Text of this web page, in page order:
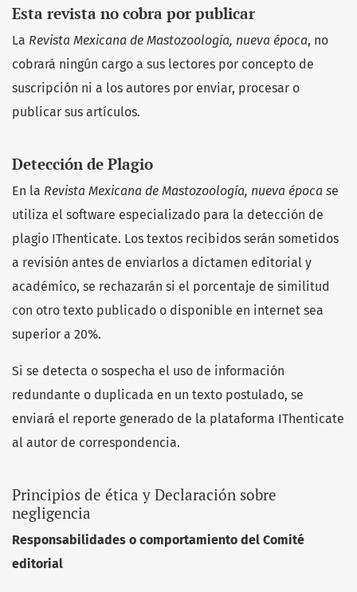
Esta revista no cobra por publicar
La Revista Mexicana de Mastozoología, nueva época, no
cobrará ningún cargo a sus lectores por concepto de
suscripción ni a los autores por enviar, procesar o
publicar sus artículos.
Detección de Plagio
En la Revista Mexicana de Mastozoología, nueva época se
utiliza el software especializado para la detección de
plagio IThenticate. Los textos recibidos serán sometidos
a revisión antes de enviarlos a dictamen editorial y
académico, se rechazarán si el porcentaje de similitud
con otro texto publicado o disponible en internet sea
superior a 20%.
Si se detecta o sospecha el uso de información
redundante o duplicada en un texto postulado, se
enviará el reporte generado de la plataforma IThenticate
al autor de correspondencia.
Principios de ética y Declaración sobre
negligencia
Responsabilidades o comportamiento del Comité
editorial